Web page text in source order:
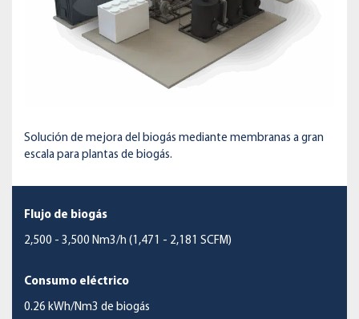
Solución de mejora del biogás mediante membranas a gran
escala para plantas de biogás.
Flujo de biogás
2,500 - 3,500 Nm3/h (1,471 - 2,181 SCFM)
Consumo eléctrico
0.26 kWh/Nm3 de biogás